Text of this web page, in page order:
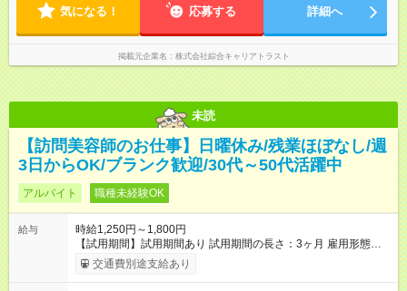
気になる！ 応募する 詳細へ
掲載元企業名 株式会社綜合キャリアトラスト
未読
【訪問美容師のお仕事】日曜休み/残業ほぼなし/週
3日からOK/ブランク歓迎/30代～50代活躍中
アルバイト 職種未経験OK
給与
時給1,250円～1,800円
【試用期間】試用期間あり 試用期間の長さ：3ヶ月 雇用形態、
給与は本採用時と同じです。
交通費別途支給あり